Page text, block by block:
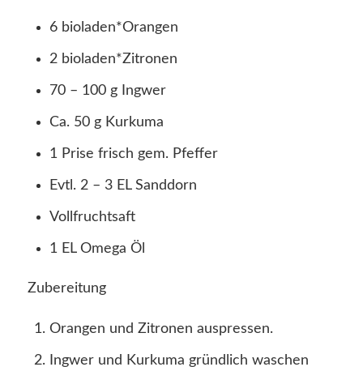
6 bioladen*Orangen
2 bioladen*Zitronen
70 – 100 g Ingwer
Ca. 50 g Kurkuma
1 Prise frisch gem. Pfeffer
Evtl. 2 – 3 EL Sanddorn
Vollfruchtsaft
1 EL Omega Öl
Zubereitung
Orangen und Zitronen auspressen.
Ingwer und Kurkuma gründlich waschen